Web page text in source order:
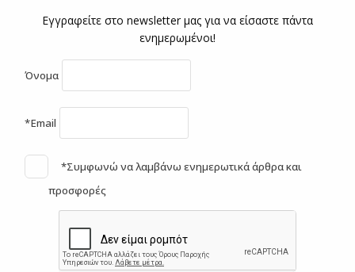
Εγγραφείτε στο newsletter μας για να είσαστε πάντα
ενημερωμένοι!
Όνομα
*Email
*Συμφωνώ να λαμβάνω ενημερωτικά άρθρα και
προσφορές